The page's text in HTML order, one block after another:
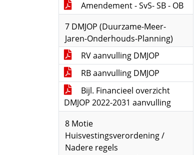
Amendement - SvS- SB - OB
7 DMJOP (Duurzame-Meer-
Jaren-Onderhouds-Planning)
RV aanvulling DMJOP
RB aanvulling DMJOP
Bijl. Financieel overzicht
DMJOP 2022-2031 aanvulling
8 Motie
Huisvestingsverordening /
Nadere regels